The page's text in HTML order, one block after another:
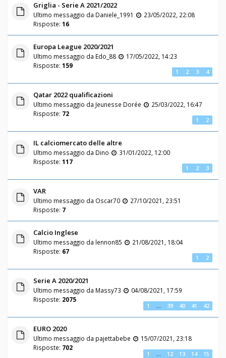
Griglia - Serie A 2021/2022
Ultimo messaggio da Daniele_1991
23/05/2022, 22:08
Risposte: 16
Europa League 2020/2021
Ultimo messaggio da Edo_88
17/05/2022, 14:23
Risposte: 159
1 2 3 4
Qatar 2022 qualificazioni
Ultimo messaggio da Jeunesse Dorée
25/03/2022, 16:47
Risposte: 72
1 2
IL calciomercato delle altre
Ultimo messaggio da Dino
31/01/2022, 12:00
Risposte: 117
1 2 3
VAR
Ultimo messaggio da Oscar70
27/10/2021, 23:51
Risposte: 7
Calcio Inglese
Ultimo messaggio da lennon85
21/08/2021, 18:04
Risposte: 67
1 2
Serie A 2020/2021
Ultimo messaggio da Massy73
04/08/2021, 17:59
Risposte: 2075
1 … 39 40 41 42
EURO 2020
Ultimo messaggio da pajettabebe
15/07/2021, 23:18
Risposte: 702
1 … 12 13 14 15